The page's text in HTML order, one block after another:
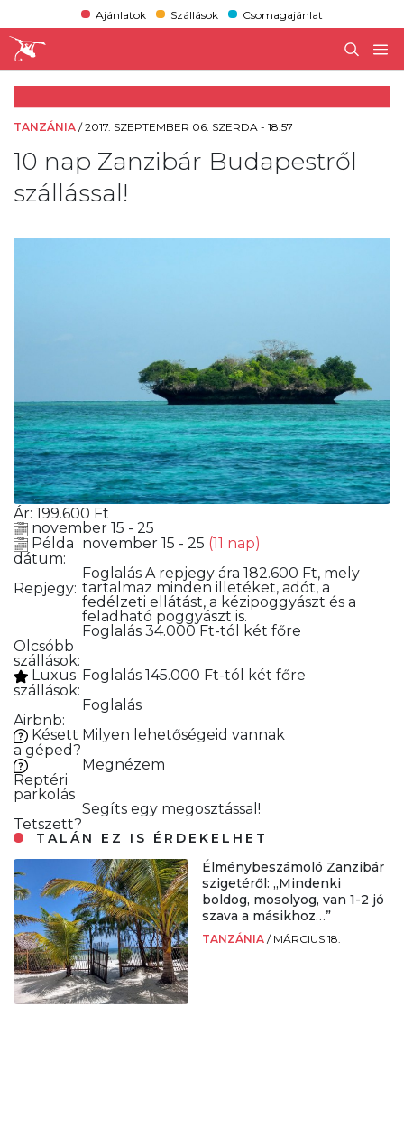
Ajánlatok Szállások Csomagajánlat
TANZÁNIA /2017. SZEPTEMBER 06. SZERDA - 18:57
10 nap Zanzibár Budapestről
szállással!
Ár: 199.600 Ft
november 15 - 25
Példa
dátum:
november 15 - 25 (11 nap)
Repjegy:
Foglalás A repjegy ára 182.600 Ft, mely
tartalmaz minden illetéket, adót, a
fedélzeti ellátást, a kézipoggyászt és a
feladható poggyászt is.
Olcsóbb
szállások:
Foglalás 34.000 Ft-tól két főre
Luxus
szállások:
Foglalás 145.000 Ft-tól két főre
Airbnb:
Foglalás
Késett
a géped?
Milyen lehetőségeid vannak
Reptéri
parkolás
Megnézem
Tetszett?
Segíts egy megosztással!
TALÁN EZ IS ÉRDEKELHET
Élménybeszámoló Zanzibár
szigetéről: „Mindenki
boldog, mosolyog, van 1-2 jó
szava a másikhoz…”
TANZÁNIA / MÁRCIUS 18.